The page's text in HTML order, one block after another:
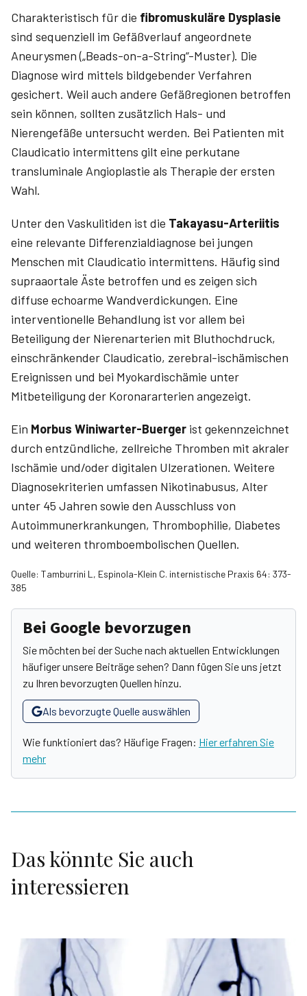
Charakteristisch für die fibromuskuläre Dysplasie
sind sequenziell im Gefäßverlauf angeordnete
Aneurysmen („Beads-on-a-String“-Muster). Die
Diagnose wird mittels bild­gebender Verfahren
gesichert. Weil auch andere Gefäßregionen betroffen
sein können, sollten zusätzlich Hals- und
Nierengefäße untersucht werden. Bei Patienten mit
Claudicatio intermittens gilt eine perkutane
transluminale Angioplastie als Therapie der ersten
Wahl.
Unter den Vaskulitiden ist die ­ Takayasu-Arteriitis
eine relevante Differenzialdiagnose bei jungen
Menschen mit Claudicatio intermittens. Häufig sind
supraaortale Äste betroffen und es zeigen sich
diffuse echoarme Wandverdickungen. Eine
interventionelle Behandlung ist vor allem bei
Beteiligung der Nierenarterien mit Bluthochdruck,
einschränkender Claudicatio, zerebral-ischämischen
Ereignissen und bei Myokard­ischämie unter
Mitbeteiligung der Koronar­arterien angezeigt.
Ein Morbus Winiwarter-Buerger ist gekennzeichnet
durch entzündliche, zellreiche Thromben mit akra­ler
Ischämie und/oder digitalen Ulzerationen. Weitere
Diagnosekriterien umfassen Nikotinabusus, Alter
unter 45 Jahren sowie den Ausschluss von
Autoimmunerkrankungen, Thrombophilie, Diabetes
und weiteren thromboembolischen Quellen.
Quelle: Tamburrini L, Espinola-Klein C. internistische Praxis 64: 373-
385
Bei Google bevorzugen
Sie möchten bei der Suche nach aktuellen Entwicklungen
häufiger unsere Beiträge sehen? Dann fügen Sie uns jetzt
zu Ihren bevorzugten Quellen hinzu.
Als bevorzugte Quelle auswählen
Wie funktioniert das? Häufige Fragen: Hier erfahren Sie
mehr
Das könnte Sie auch
interessieren